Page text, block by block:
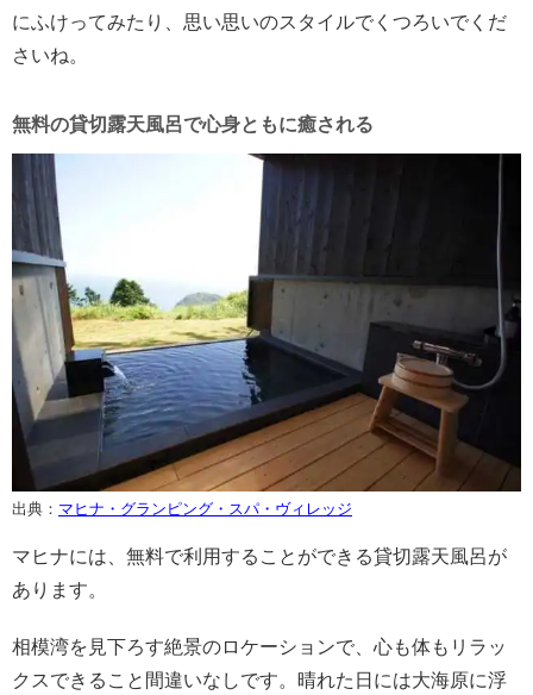
にふけってみたり、思い思いのスタイルでくつろいでくだ
さいね。
無料の貸切露天風呂で心身ともに癒される
出典： マヒナ・グランピング・スパ・ヴィレッジ
マヒナには、無料で利用することができる貸切露天風呂が
あります。
相模湾を見下ろす絶景のロケーションで、心も体もリラッ
クスできること間違いなしです。晴れた日には大海原に浮